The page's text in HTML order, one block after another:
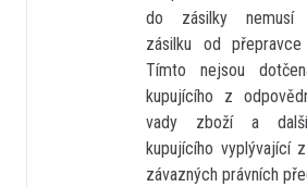
do zásilky nemusí
zásilku od
Tímto nejsou
kupujícího z
vady zboží a
kupujícího vyplývající
závazných právních